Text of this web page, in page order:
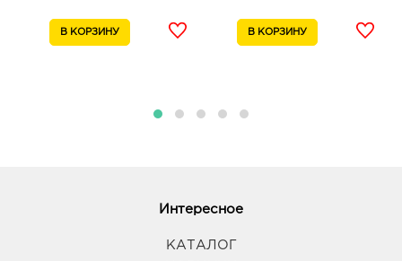
Интересное
КАТАЛОГ